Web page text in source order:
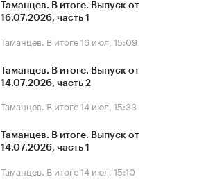
Таманцев. В итоге. Выпуск от
16.07.2026, часть 1
Таманцев. В итоге16 июл, 15:09
Таманцев. В итоге. Выпуск от
14.07.2026, часть 2
Таманцев. В итоге14 июл, 15:33
Таманцев. В итоге. Выпуск от
14.07.2026, часть 1
Таманцев. В итоге14 июл, 15:10